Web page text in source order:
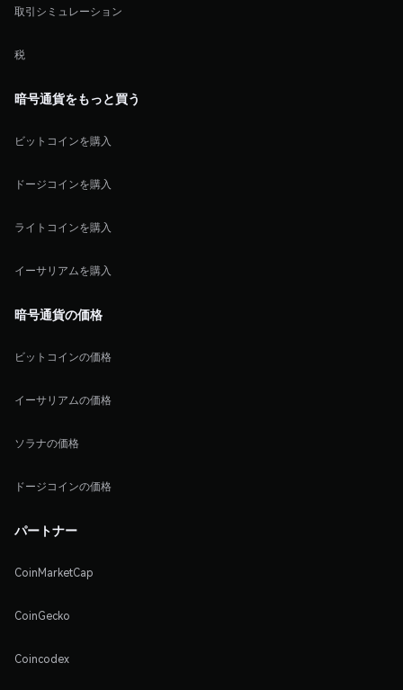
取引シミュレーション
税
暗号通貨をもっと買う
ビットコインを購入
ドージコインを購入
ライトコインを購入
イーサリアムを購入
暗号通貨の価格
ビットコインの価格
イーサリアムの価格
ソラナの価格
ドージコインの価格
パートナー
CoinMarketCap
CoinGecko
Coincodex